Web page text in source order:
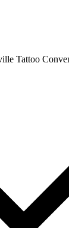
Tattoo